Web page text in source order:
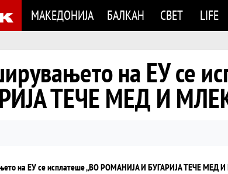
МАКЕДОНИЈА БАЛКАН СВЕТ LIFE
на ЕУ се
ТЕЧЕ МЕД И